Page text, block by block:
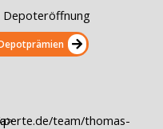
Depoteröffnung